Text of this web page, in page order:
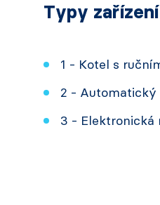
Typy zařízení
1 - Kotel s
2 -
3 - Elektronická